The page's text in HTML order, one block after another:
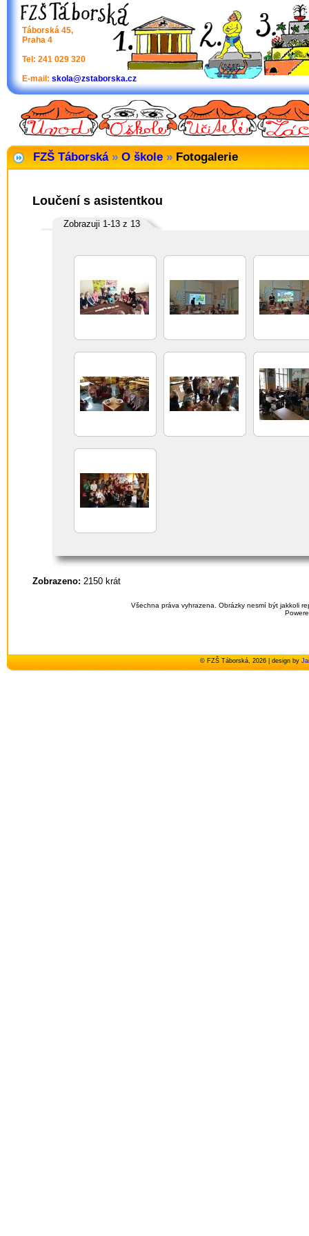
Táborská 45,
Praha 4
Tel: 241 029 320
E-mail: skola@zstaborska.cz
FZŠ Táborská » O škole » Fotogalerie
Loučení s asistentkou
Zobrazuji 1-13 z 13
Zobrazeno: 2150 krát
Všechna práva vyhrazena. Obrázky nesmí být jakkoli
© FZŠ Táborská, 2026 | design by